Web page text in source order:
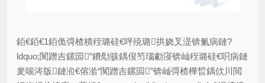
銆€銆€1銆佹彁楂樻秷璐硅€呯殑璐拱娆叉湜锛氭病鏈?
ldquo;闃蹭吉鏍囩”鐨勪骇鍝佷笉瑙勮寖锛屾秷璐硅€呮病鏈
夎喘涔版鏈涖€傛湁“闃蹭吉鏍囩”锛屾彁楂樺晢鍝佽川閲